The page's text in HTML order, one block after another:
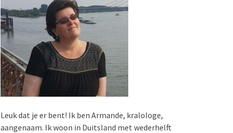
Leuk dat je er bent! Ik ben Armande, kralologe,
aangenaam. Ik woon in Duitsland met wederhelft